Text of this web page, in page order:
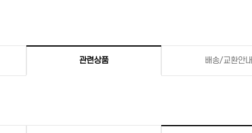
관련상품 배송/교환안내